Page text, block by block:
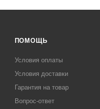
ПОМОЩЬ
Условия оплаты
Условия доставки
Гарантия на товар
Вопрос-ответ